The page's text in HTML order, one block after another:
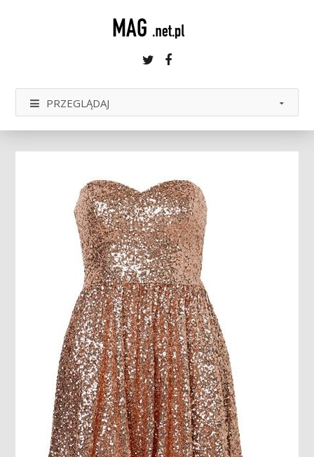
Twitter
Facebook
PRZEGLĄDAJ